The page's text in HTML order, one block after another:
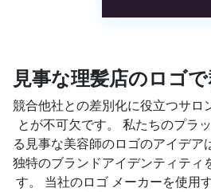
見事な理髪店のロゴ
競合他社との差別化に役立つサロ
とが不可欠です。 私たちのプラ
る見事な美容師のロゴのアイデア
独特のブランドアイデンティティ
す。 当社のロゴ メーカーを使用